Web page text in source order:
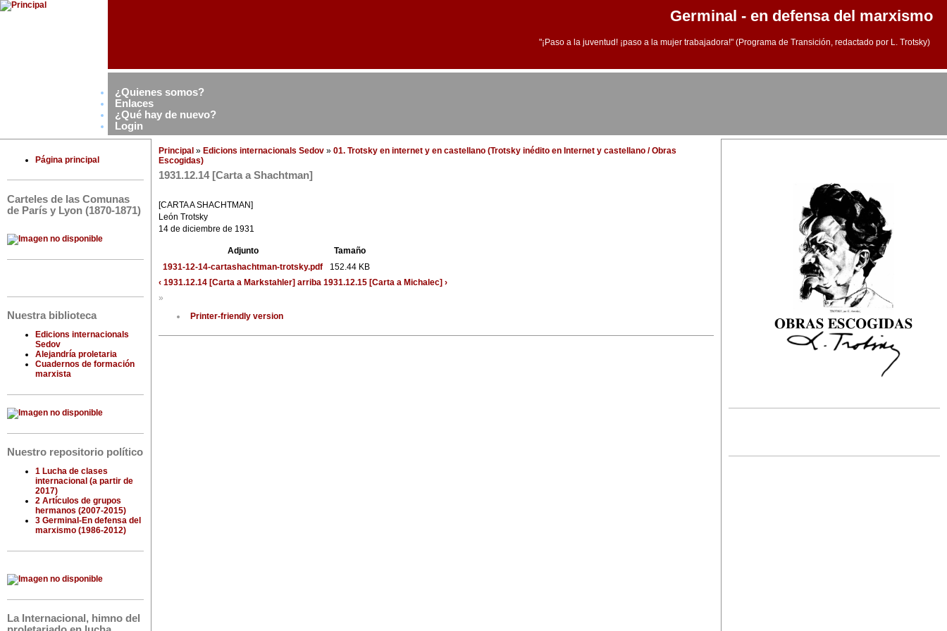
Germinal - en defensa del marxismo
"¡Paso a la juventud! ¡paso a la mujer trabajadora!" (Programa de Transición, redactado por L. Trotsky)
¿Quienes somos?
Enlaces
¿Qué hay de nuevo?
Login
Página principal
Carteles de las Comunas
de París y Lyon (1870-1871)
Nuestra biblioteca
Edicions internacionals
Sedov
Alejandría proletaria
Cuadernos de formación
marxista
Nuestro repositorio político
1 Lucha de clases
internacional (a partir de
2017)
2 Artículos de grupos
hermanos (2007-2015)
3 Germinal-En defensa del
marxismo (1986-2012)
La Internacional, himno del
Principal » Edicions internacionals Sedov » 01. Trotsky en internet y en castellano (Trotsky inédito en Internet y castellano / Obras
Escogidas)
1931.12.14 [Carta a Shachtman]
[CARTA A SHACHTMAN]
León Trotsky
14 de diciembre de 1931
Adjunto
Tamaño
1931-12-14-cartashachtman-trotsky.pdf
152.44 KB
‹ 1931.12.14 [Carta a Markstahler] arriba 1931.12.15 [Carta a Michalec] ›
»
Printer-friendly version